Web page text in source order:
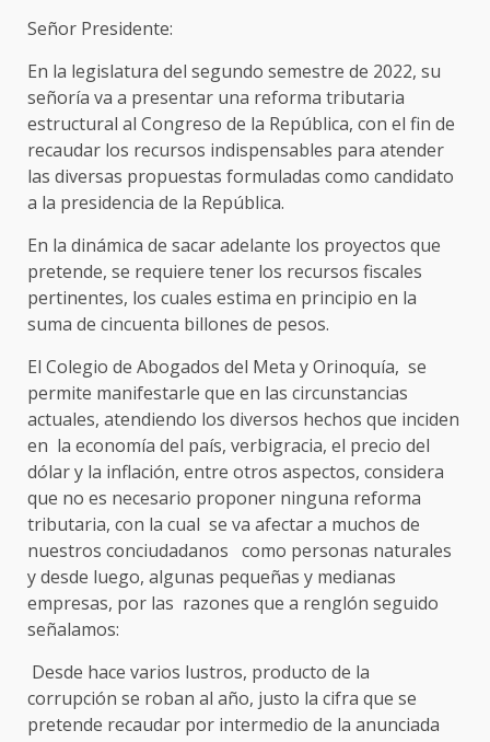
Señor Presidente:
En la legislatura del segundo semestre de 2022, su
señoría va a presentar una reforma tributaria
estructural al Congreso de la República, con el fin de
recaudar los recursos indispensables para atender
las diversas propuestas formuladas como candidato
a la presidencia de la República.
En la dinámica de sacar adelante los proyectos que
pretende, se requiere tener los recursos fiscales
pertinentes, los cuales estima en principio en la
suma de cincuenta billones de pesos.
El Colegio de Abogados del Meta y Orinoquía, se
permite manifestarle que en las circunstancias
actuales, atendiendo los diversos hechos que inciden
en la economía del país, verbigracia, el precio del
dólar y la inflación, entre otros aspectos, considera
que no es necesario proponer ninguna reforma
tributaria, con la cual se va afectar a muchos de
nuestros conciudadanos como personas naturales
y desde luego, algunas pequeñas y medianas
empresas, por las razones que a renglón seguido
señalamos:
Desde hace varios lustros, producto de la
corrupción se roban al año, justo la cifra que se
pretende recaudar por intermedio de la anunciada